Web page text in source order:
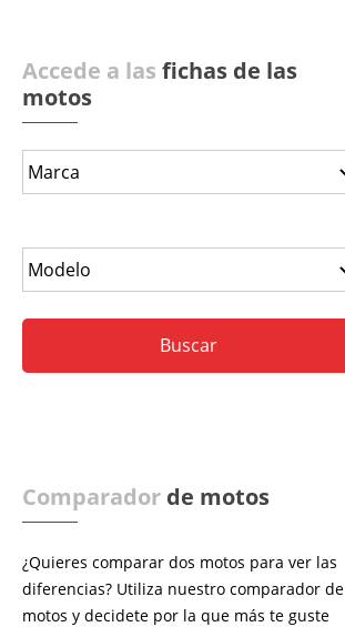
Accede a las fichas de las
motos
Comparador de motos
¿Quieres comparar dos motos para ver las
diferencias? Utiliza nuestro comparador de
motos y decidete por la que más te guste